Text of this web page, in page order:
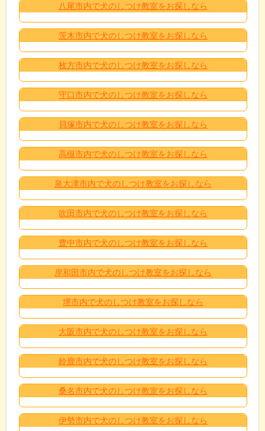
八尾市内で犬のしつけ教室をお探しなら
茨木市内で犬のしつけ教室をお探しなら
枚方市内で犬のしつけ教室をお探しなら
守口市内で犬のしつけ教室をお探しなら
貝塚市内で犬のしつけ教室をお探しなら
高槻市内で犬のしつけ教室をお探しなら
泉大津市内で犬のしつけ教室をお探しなら
吹田市内で犬のしつけ教室をお探しなら
豊中市内で犬のしつけ教室をお探しなら
岸和田市内で犬のしつけ教室をお探しなら
堺市内で犬のしつけ教室をお探しなら
大阪市内で犬のしつけ教室をお探しなら
鈴鹿市内で犬のしつけ教室をお探しなら
桑名市内で犬のしつけ教室をお探しなら
伊勢市内で犬のしつけ教室をお探しなら